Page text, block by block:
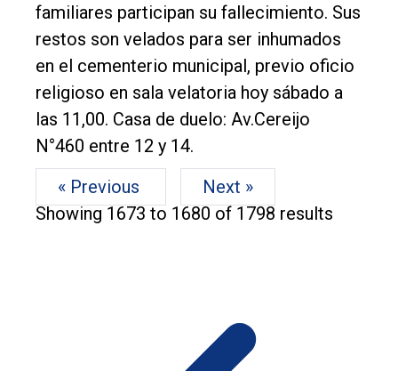
familiares participan su fallecimiento. Sus
restos son velados para ser inhumados
en el cementerio municipal, previo oficio
religioso en sala velatoria hoy sábado a
las 11,00. Casa de duelo: Av.Cereijo
N°460 entre 12 y 14.
« Previous
Next »
Showing 1673 to 1680 of 1798 results